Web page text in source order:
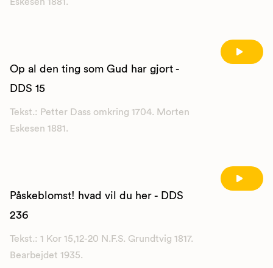
Op al den ting som Gud har gjort -
DDS 15
Tekst.: Petter Dass omkring 1704. Morten
Eskesen 1881.
Påskeblomst! hvad vil du her - DDS
236
Tekst.: 1 Kor 15,12-20 N.F.S. Grundtvig 1817.
Bearbejdet 1935.